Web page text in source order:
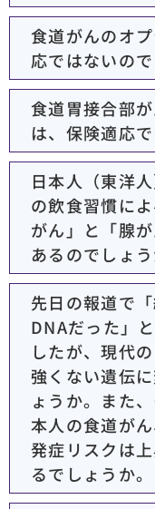
食道がんのオ
応ではないので
食道胃接合部
は、保険適応で
日本人（東洋
の飲食習慣に
がん」と「腺
あるのでしょう
先日の報道で
DNAだった」
したが、現代
強くない遺伝
ょうか。また
本人の食道が
発症リスクは
るでしょうか。